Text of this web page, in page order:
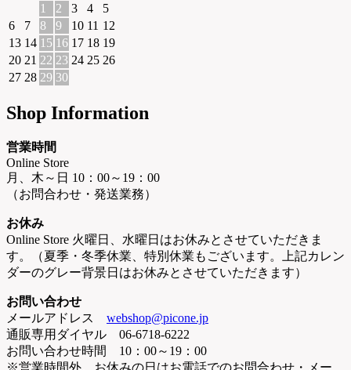
1
2 3 4
5
6
7 8 9 10 11 12
13 14 15 16 17 18 19
20 21 22 23 24 25 26
27 28 29 30
Shop Information
営業時間
Online Store
月、木～日 10：00～19：00
（お問合わせ・発送業務）
お休み
Online Store 火曜日、水曜日はお休みとさせていただきま
す。（夏季・冬季休業、特別休業もございます。上記カレン
ダーのグレー背景日はお休みとさせていただきます）
お問い合わせ
メールアドレス webshop@picone.jp
通販専用ダイヤル 06-6718-6222
お問い合わせ時間 10：00～19：00
※営業時間外、お休みの日はお電話でのお問合わせ・メー